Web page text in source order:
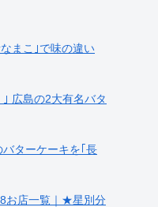
まこ｣で味の違い
｣ 広島の2大有名バタ
ターケーキを｢長
お店一覧｜★星別分